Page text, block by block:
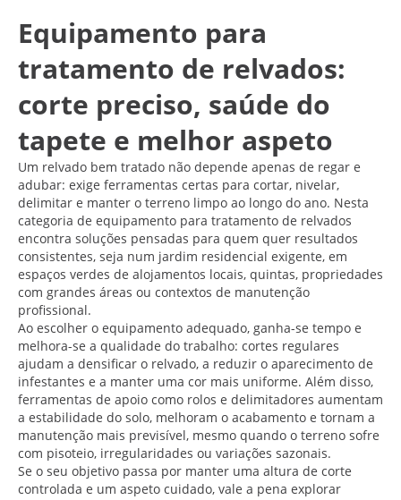
Equipamento para
tratamento de relvados:
corte preciso, saúde do
tapete e melhor aspeto
Um relvado bem tratado não depende apenas de regar e
adubar: exige ferramentas certas para cortar, nivelar,
delimitar e manter o terreno limpo ao longo do ano. Nesta
categoria de equipamento para tratamento de relvados
encontra soluções pensadas para quem quer resultados
consistentes, seja num jardim residencial exigente, em
espaços verdes de alojamentos locais, quintas, propriedades
com grandes áreas ou contextos de manutenção
profissional.
Ao escolher o equipamento adequado, ganha-se tempo e
melhora-se a qualidade do trabalho: cortes regulares
ajudam a densificar o relvado, a reduzir o aparecimento de
infestantes e a manter uma cor mais uniforme. Além disso,
ferramentas de apoio como rolos e delimitadores aumentam
a estabilidade do solo, melhoram o acabamento e tornam a
manutenção mais previsível, mesmo quando o terreno sofre
com pisoteio, irregularidades ou variações sazonais.
Se o seu objetivo passa por manter uma altura de corte
controlada e um aspeto cuidado, vale a pena explorar